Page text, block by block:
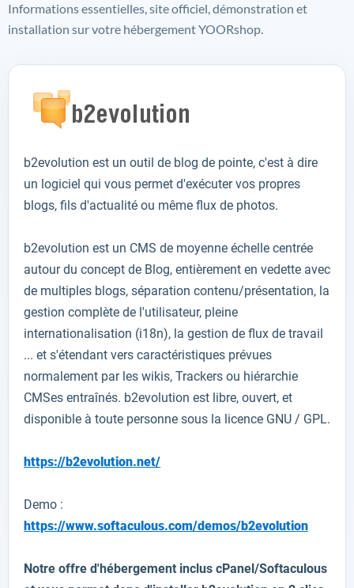
Informations essentielles, site officiel, démonstration et
installation sur votre hébergement YOORshop.
b2evolution est un outil de blog de ​​pointe, c'est à dire
un logiciel qui vous permet d'exécuter vos propres
blogs, fils d'actualité ou même flux de photos.
b2evolution est un CMS de moyenne échelle centrée
autour du concept de Blog, entièrement en vedette avec
de multiples blogs, séparation contenu/présentation, la
gestion complète de l'utilisateur, pleine
internationalisation (i18n), la gestion de flux de travail
... et s'étendant vers caractéristiques prévues
normalement par les wikis, Trackers ou hiérarchie
CMSes entraînés. b2evolution est libre, ouvert, et
disponible à toute personne sous la licence GNU / GPL.
https://b2evolution.net/
Demo :
https://www.softaculous.com/demos/b2evolution
Notre offre d'hébergement inclus cPanel/Softaculous